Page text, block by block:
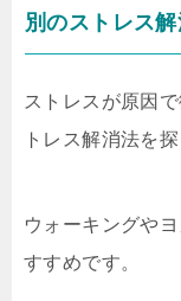
別のストレス
ストレスが原因
トレス解消法を
ウォーキングや
すすめです。